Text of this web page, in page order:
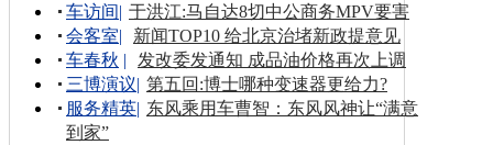
车访间| 于洪江:马自达8切中公商务MPV要害
会客室|
新闻TOP10 给北京治堵新政提意见
车春秋 |
发改委发通知 成品油价格再次上调
三博演议| 第五回:博士哪种变速器更给力?
服务精英| 东风乘用车曹智：东风风神让“满意
到家”